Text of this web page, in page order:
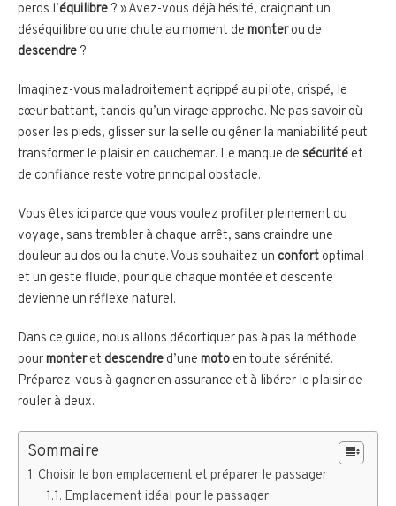
perds l’équilibre ? » Avez-vous déjà hésité, craignant un
déséquilibre ou une chute au moment de monterou de
descendre ?
Imaginez-vous maladroitement agrippé au pilote, crispé, le
cœur battant, tandis qu’un virage approche. Ne pas savoir où
poser les pieds, glisser sur la selle ou gêner la maniabilité peut
transformer le plaisir en cauchemar. Le manque de sécurité et
de confiance reste votre principal obstacle.
Vous êtes ici parce que vous voulez profiter pleinement du
voyage, sans trembler à chaque arrêt, sans craindre une
douleur au dos ou la chute. Vous souhaitez un confort optimal
et un geste fluide, pour que chaque montée et descente
devienne un réflexe naturel.
Dans ce guide, nous allons décortiquer pas à pas la méthode
pourmonteret descendre d’une moto en toute sérénité.
Préparez-vous à gagner en assurance et à libérer le plaisir de
rouler à deux.
Sommaire
Choisir le bon emplacement et préparer le passager
Emplacement idéal pour le passager